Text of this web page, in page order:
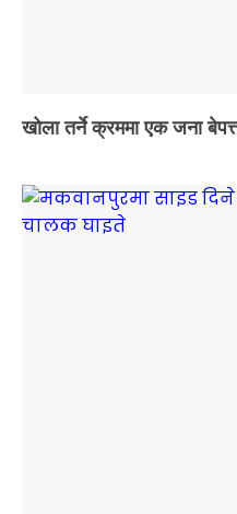
खोला तर्ने क्रममा एक जना